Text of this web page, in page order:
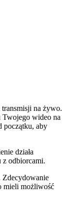
na żywo.
Twojego wideo na
początku, aby
działa
z odbiorcami.
Zdecydowanie
mieli możliwość